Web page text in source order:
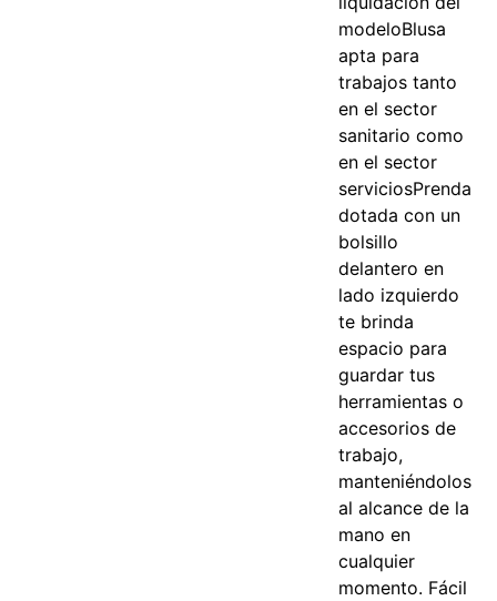
modeloBlusa
apta para
trabajos tanto
en el sector
sanitario como
en el sector
serviciosPrenda
dotada con un
bolsillo
delantero en
lado izquierdo
te brinda
espacio para
guardar tus
herramientas o
accesorios de
trabajo,
manteniéndolos
al alcance de la
mano en
cualquier
momento. Fácil